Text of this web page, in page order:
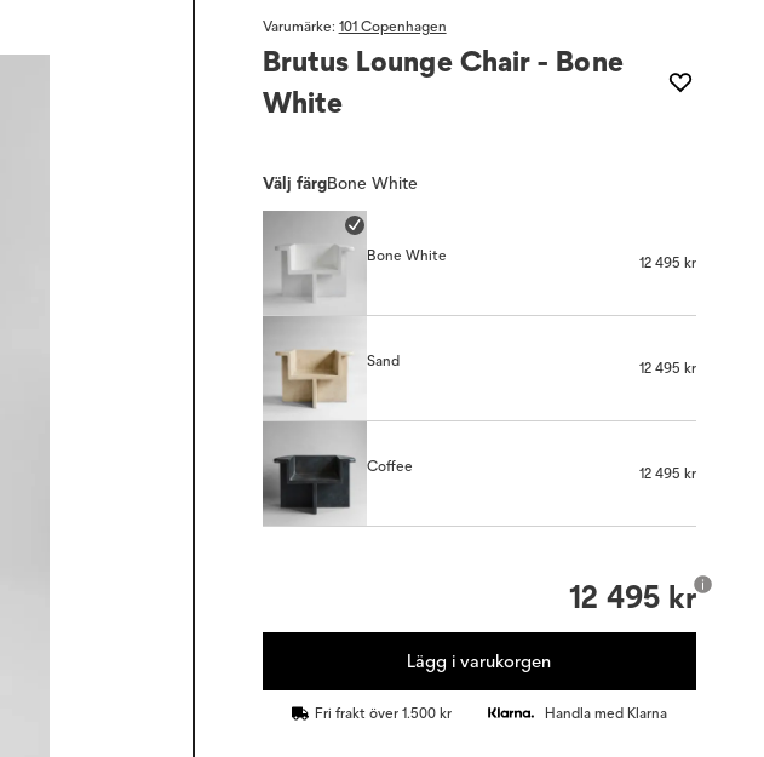
Brutus Lounge Chair - Bone
White
Varumärke: 101 Copenhagen
Välj färgBone White
Bone White 12 495 kr
Sand 12 495 kr
Coffee 12 495 kr
12 495 kr
Lägg i varukorgen
Fri frakt över 1.500 kr Handla med Klarna